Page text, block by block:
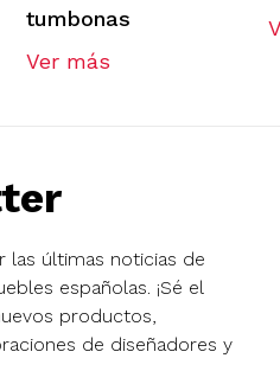
tumbonas
Ver más
las últimas noticias de
españolas. ¡Sé el
productos,
de diseñadores y